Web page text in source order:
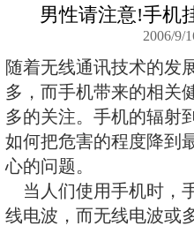
产
男性请注
随着无线通讯技
多，而手机带来